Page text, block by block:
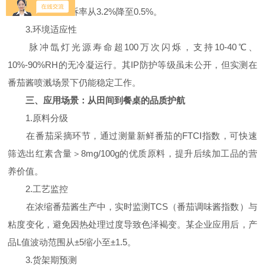
功能，将色差投诉率从3.2%降至0.5%。
3.环境适应性
脉冲氙灯光源寿命超100万次闪烁，支持10-40℃、
10%-90%RH的无冷凝运行。其IP防护等级虽未公开，但实测在
番茄酱喷溅场景下仍能稳定工作。
三、应用场景：从田间到餐桌的品质护航
1.原料分级
在番茄采摘环节，通过测量新鲜番茄的FTCI指数，可快速
筛选出红素含量＞8mg/100g的优质原料，提升后续加工品的营
养价值。
2.工艺监控
在浓缩番茄酱生产中，实时监测TCS（番茄调味酱指数）与
粘度变化，避免因热处理过度导致色泽褐变。某企业应用后，产
品L值波动范围从±5缩小至±1.5。
3.货架期预测